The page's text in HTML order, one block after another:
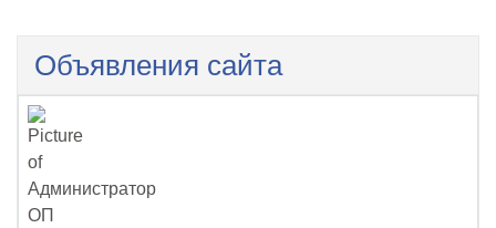
Объявления сайта